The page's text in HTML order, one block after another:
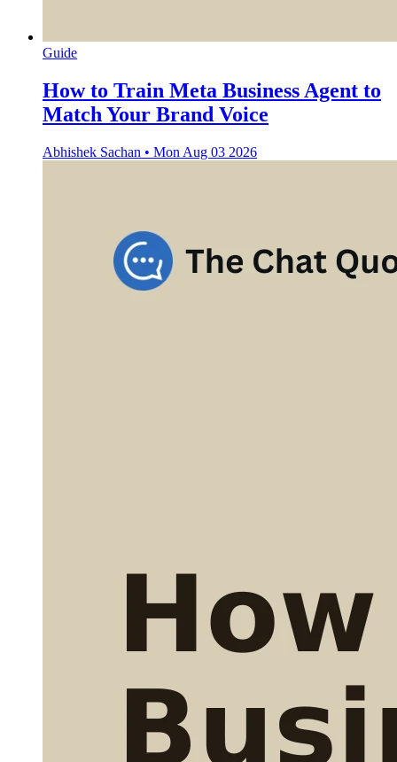
Guide
How to Train Meta Business Agent to
Match Your Brand Voice
Abhishek Sachan • Mon Aug 03 2026